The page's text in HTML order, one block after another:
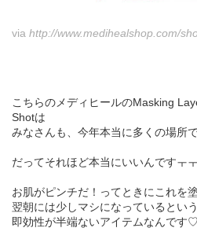
via http://www.medihealshop.com/
こちらのメディヒールのMasking
Shotは
みなさんも、今年本当に多くの場所
だってそれほど本当にいいんですㅜ
お肌がピンチだ！ってときにこれを
翌朝には少しマシになっているという
即効性が半端ないアイテムなんです♡